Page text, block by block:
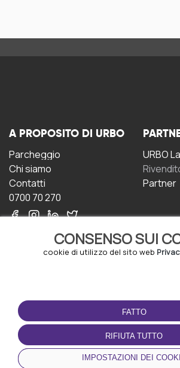
CONSENSO SUI
cookie di utilizzo del sito web
FATTO
RIFIUTA TUTTO
IMPOSTAZIONI DEI
A PROPOSITO DI URBO
Parcheggio
Chi siamo
Contatti
0700 70 270
URBO
Partner
CONDIZIONI D'USO
Termini e Condizioni
Politica sulla riservatezza
Gestione dei Cookie